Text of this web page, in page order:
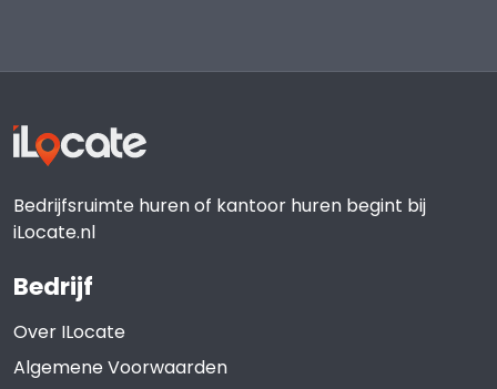
Bedrijfsruimte huren of kantoor huren begint bij
iLocate.nl
Bedrijf
Over ILocate
Algemene Voorwaarden